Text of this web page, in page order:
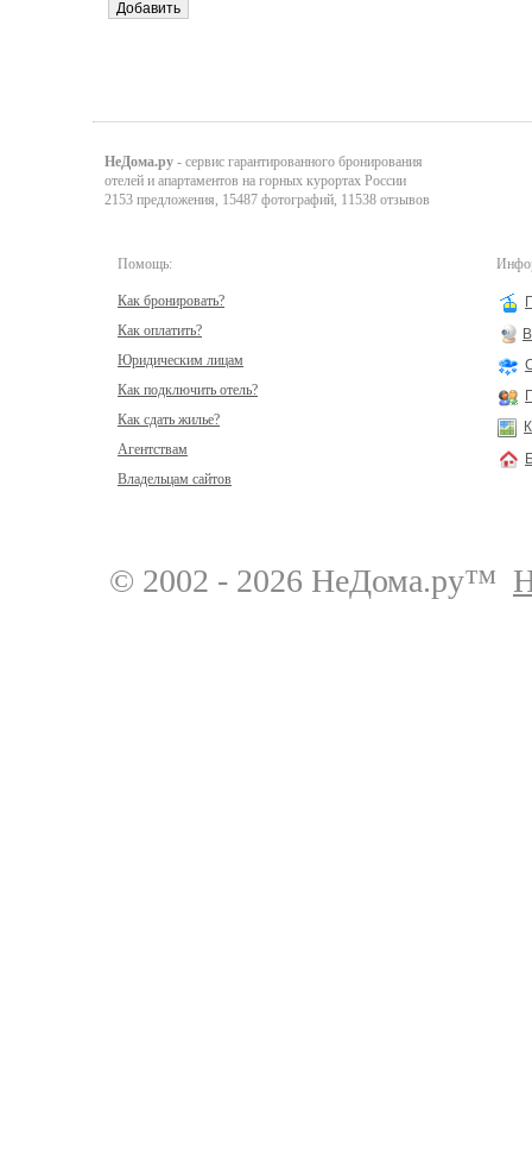
НеДома.ру - сервис гарантированного бронирования
отелей и апартаментов на горных курортах России
2153 предложения, 15487 фотографий, 11538 отзывов
Помощь:
Как бронировать?
Как оплатить?
Юридическим лицам
Как подключить отель?
Как сдать жилье?
Агентствам
Владельцам сайтов
© 2002 - 2026 НеДома.ру™